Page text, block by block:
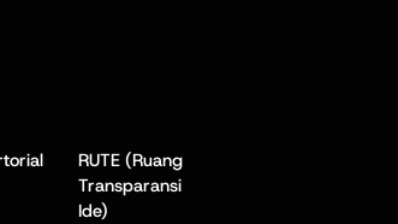
RUTE (Ruang
Transparansi
Ide)